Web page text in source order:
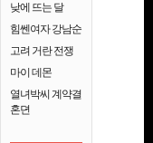
낮에 뜨는 달
힘쎈여자 강남순
고려 거란 전쟁
마이 데몬
열녀박씨 계약결
혼뎐